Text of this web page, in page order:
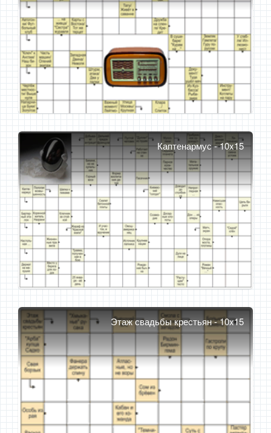
Каптенармус - 10x15
Этаж свадьбы крестьян - 10x15